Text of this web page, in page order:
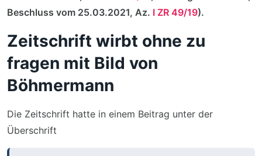
Beschluss vom 25.03.2021, Az. I ZR 49/19).
Zeitschrift wirbt ohne zu
fragen mit Bild von
Böhmermann
Die Zeitschrift hatte in einem Beitrag unter der
Überschrift